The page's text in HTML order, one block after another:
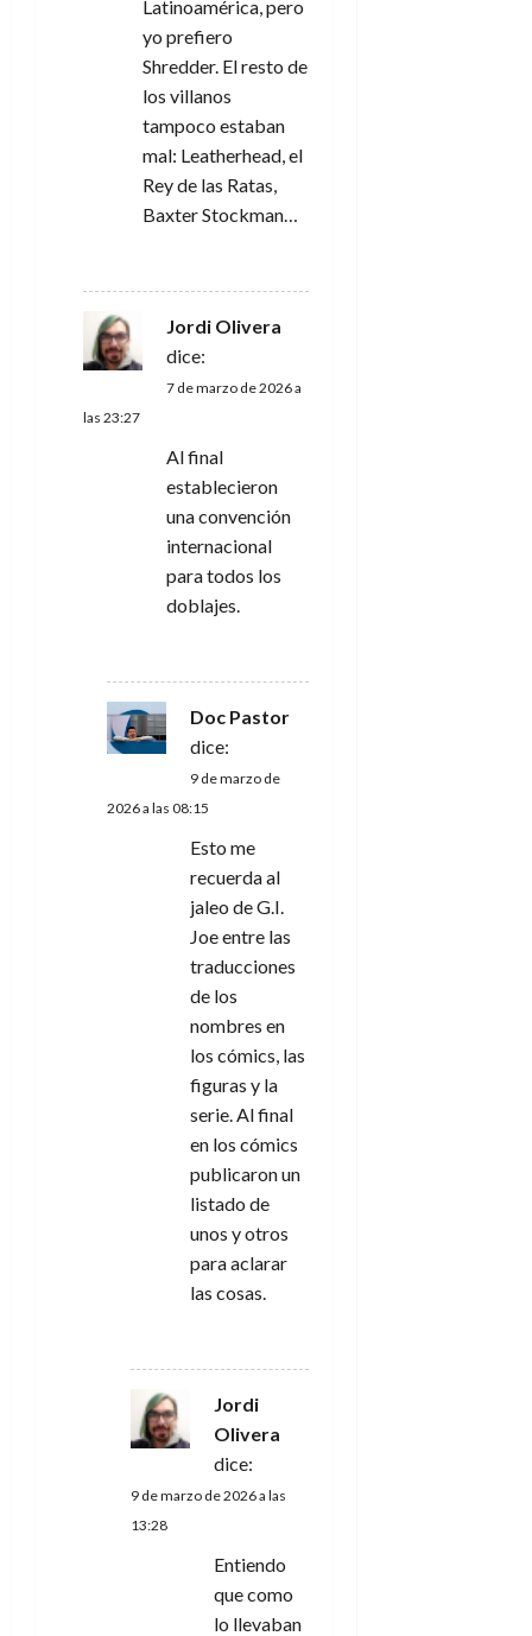
Latinoamérica, pero
yo prefiero
Shredder. El resto de
los villanos
tampoco estaban
mal: Leatherhead, el
Rey de las Ratas,
Baxter Stockman…
Jordi Olivera
dice:
7 de marzo de 2026 a
las 23:27
Al final
establecieron
una convención
internacional
para todos los
doblajes.
Doc Pastor
dice:
9 de marzo de
2026 a las 08:15
Esto me
recuerda al
jaleo de G.I.
Joe entre las
traducciones
de los
nombres en
los cómics, las
figuras y la
serie. Al final
en los cómics
publicaron un
listado de
unos y otros
para aclarar
las cosas.
Jordi
Olivera
dice:
9 de marzo de 2026 a las
13:28
Entiendo
que como
lo llevaban